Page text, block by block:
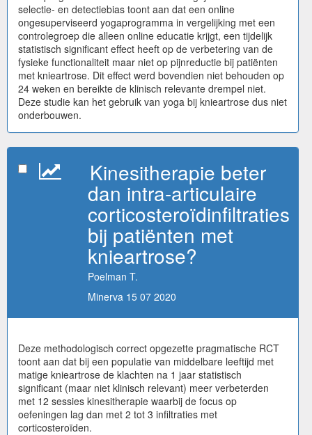
selectie- en detectiebias toont aan dat een online
ongesuperviseerd yogaprogramma in vergelijking met een
controlegroep die alleen online educatie krijgt, een tijdelijk
statistisch significant effect heeft op de verbetering van de
fysieke functionaliteit maar niet op pijnreductie bij patiënten
met knieartrose. Dit effect werd bovendien niet behouden op
24 weken en bereikte de klinisch relevante drempel niet.
Deze studie kan het gebruik van yoga bij knieartrose dus niet
onderbouwen.
Kinesitherapie beter
dan intra-articulaire
corticosteroïdinfiltraties
bij patiënten met
knieartrose?
Poelman T.
Minerva 15 07 2020
Deze methodologisch correct opgezette pragmatische RCT
toont aan dat bij een populatie van middelbare leeftijd met
matige knieartrose de klachten na 1 jaar statistisch
significant (maar niet klinisch relevant) meer verbeterden
met 12 sessies kinesitherapie waarbij de focus op
oefeningen lag dan met 2 tot 3 infiltraties met
corticosteroïden.